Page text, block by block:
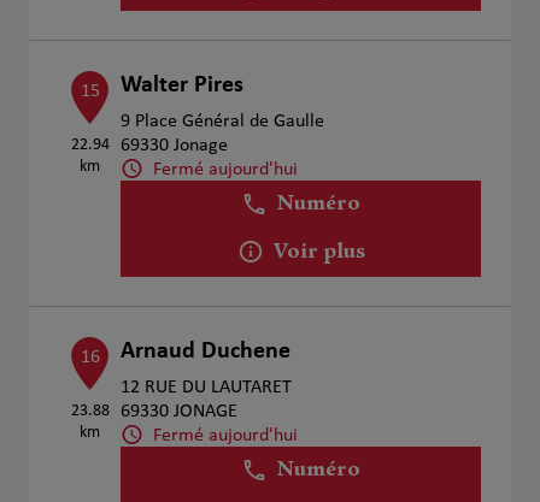
15
22.94
km
Walter Pires
9 Place Général de Gaulle
69330 Jonage
Fermé aujourd'hui
Numéro
Voir plus
16
23.88
km
Arnaud Duchene
12 RUE DU LAUTARET
69330 JONAGE
Fermé aujourd'hui
Numéro